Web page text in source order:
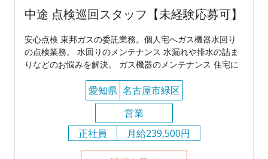
中途 点検巡回スタッフ【未経験応募可】
安心点検 東邦ガスの委託業務。個人宅へガス機器水回り
の点検業務。 水回りのメンテナンス 水漏れや排水の詰ま
りなどのお悩みを解決。 ガス機器のメンテナンス 住宅に
愛知県 名古屋市緑区
営業
正社員
月給239,500円